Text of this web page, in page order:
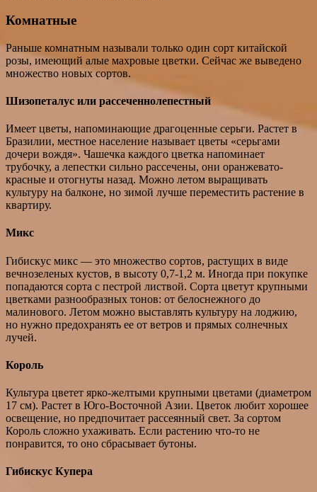
Комнатные
Раньше комнатным называли только один сорт китайской
розы, имеющий алые махровые цветки. Сейчас же выведено
множество новых сортов.
Шизопеталус или рассеченнолепестный
Имеет цветы, напоминающие драгоценные серьги. Растет в
Бразилии, местное население называет цветы «серьгами
дочери вождя». Чашечка каждого цветка напоминает
трубочку, а лепестки сильно рассечены, они оранжевато-
красные и отогнуты назад. Можно летом выращивать
культуру на балконе, но зимой лучше переместить растение в
квартиру.
Микс
Гибискус микс — это множество сортов, растущих в виде
вечнозеленых кустов, в высоту 0,7-1,2 м. Иногда при покупке
попадаются сорта с пестрой листвой. Сорта цветут крупными
цветками разнообразных тонов: от белоснежного до
малинового. Летом можно выставлять культуру на лоджию,
но нужно предохранять ее от ветров и прямых солнечных
лучей.
Король
Культура цветет ярко-желтыми крупными цветами (диаметром
17 см). Растет в Юго-Восточной Азии. Цветок любит хорошее
освещение, но предпочитает рассеянный свет. За сортом
Король сложно ухаживать. Если растению что-то не
понравится, то оно сбрасывает бутоны.
Гибискус Купера